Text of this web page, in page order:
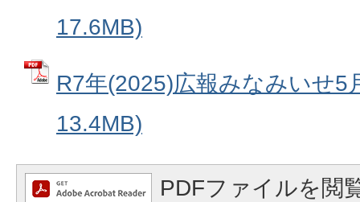
17.6MB)
R7年(2025)広報みなみいせ5
13.4MB)
PDFファイルを閲